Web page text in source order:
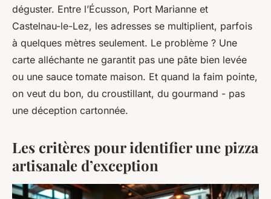
déguster. Entre l’Écusson, Port Marianne et
Castelnau-le-Lez, les adresses se multiplient, parfois
à quelques mètres seulement. Le problème ? Une
carte alléchante ne garantit pas une pâte bien levée
ou une sauce tomate maison. Et quand la faim pointe,
on veut du bon, du croustillant, du gourmand - pas
une déception cartonnée.
Les critères pour identifier une pizza
artisanale d’exception